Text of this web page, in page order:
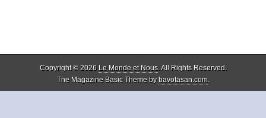
Copyright © 2026 Le Monde et Nous. All Rights Reserved.
The Magazine Basic Theme bybavotasan.com.